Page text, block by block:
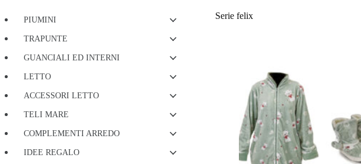
Serie felix
PIUMINI
TRAPUNTE
GUANCIALI ED INTERNI
LETTO
ACCESSORI LETTO
TELI MARE
COMPLEMENTI ARREDO
IDEE REGALO